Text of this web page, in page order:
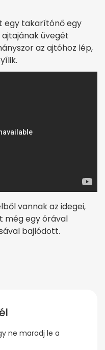
egy takarítónő egy
üvegét
az ajtóhoz lép,
vannak az idegei,
még egy órával
bajlódott.
ne maradj le a